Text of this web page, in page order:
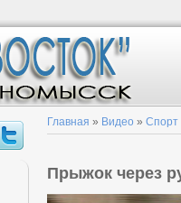
Главная » Видео » Спорт
Прыжок через